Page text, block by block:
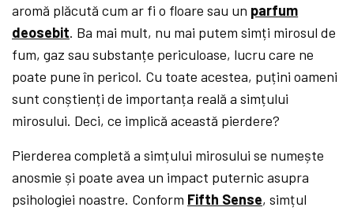
aromă plăcută cum ar fi o floare sau un parfum
deosebit. Ba mai mult, nu mai putem simți mirosul de
fum, gaz sau substanțe periculoase, lucru care ne
poate pune în pericol. Cu toate acestea, puțini oameni
sunt conștienți de importanța reală a simțului
mirosului. Deci, ce implică această pierdere?
Pierderea completă a simțului mirosului se numește
anosmie și poate avea un impact puternic asupra
psihologiei noastre. Conform Fifth Sense, simțul